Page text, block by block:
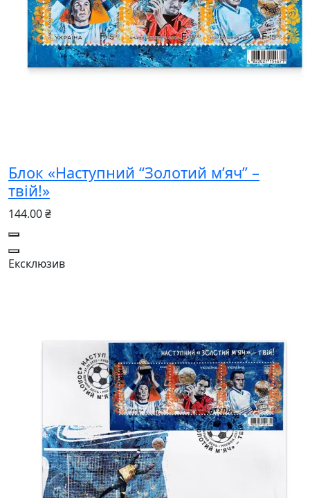
Блок «Наступний “Золотий м’яч” –
твій!»
144.00 ₴
Ексклюзив